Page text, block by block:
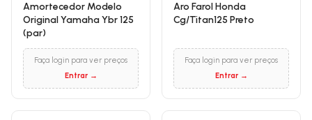
Amortecedor Modelo
Original Yamaha Ybr 125
(par)
Faça login para ver preços
Entrar →
Aro Farol Honda
Cg/Titan125 Preto
Faça login para ver preços
Entrar →